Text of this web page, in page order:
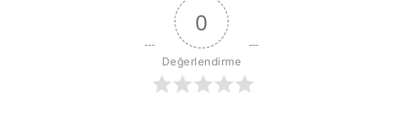
0
Değerlendirme